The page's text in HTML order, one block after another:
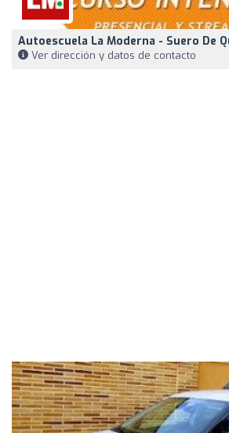
Autoescuela La Moderna - Suero De
Ver dirección y datos de contacto